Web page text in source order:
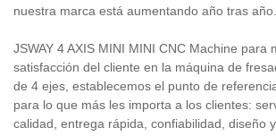
nuestra marca está aumentando año tras año.
JSWAY 4 AXIS MINI MINI CNC Machine para
satisfacción del cliente en la máquina de
de 4 ejes, establecemos el punto de
para lo que más les importa a los clientes:
calidad, entrega rápida, confiabilidad, diseño